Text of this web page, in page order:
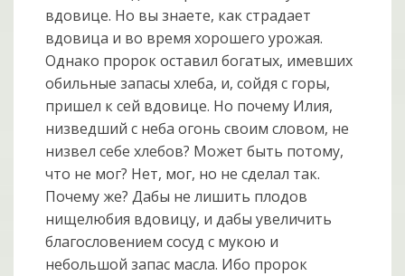
вдовице. Но вы знаете, как страдает
вдовица и во время хорошего урожая.
Однако пророк оставил богатых, имевших
обильные запасы хлеба, и, сойдя с горы,
пришел к сей вдовице. Но почему Илия,
низведший с неба огонь своим словом, не
низвел себе хлебов? Может быть потому,
что не мог? Нет, мог, но не сделал так.
Почему же? Дабы не лишить плодов
нищелюбия вдовицу, и дабы увеличить
благословением сосуд с мукою и
небольшой запас масла. Ибо пророк